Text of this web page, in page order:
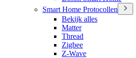
Smart Home Protocollen
Bekijk alles
Matter
Thread
Zigbee
Z-Wave